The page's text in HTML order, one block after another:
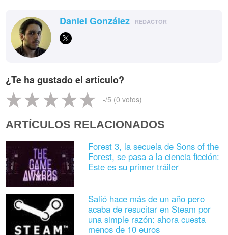
Daniel González REDACTOR
¿Te ha gustado el artículo?
-/5 (0 votos)
ARTÍCULOS RELACIONADOS
Forest 3, la secuela de Sons of the
Forest, se pasa a la ciencia ficción:
Este es su primer tráiler
Salió hace más de un año pero
acaba de resucitar en Steam por
una simple razón: ahora cuesta
menos de 10 euros